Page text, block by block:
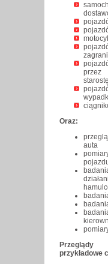
przez
starostę
Oraz:
auta
przykładowe